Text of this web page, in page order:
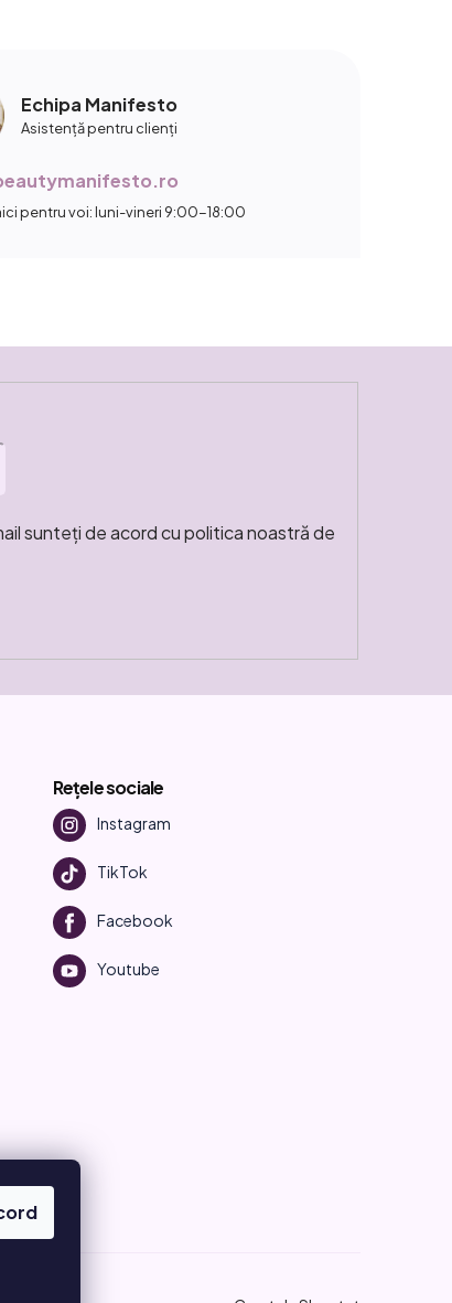
Echipa Manifesto
Asistență pentru clienți
pentru voi: luni-vineri 9:00-18:00
sunteți de acord cu politica noastră de
Rețele sociale
Instagram
TikTok
Facebook
Youtube